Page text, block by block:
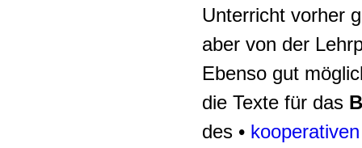
Unterricht vorher
aber von der
Ebenso gut
die Texte für das
des •